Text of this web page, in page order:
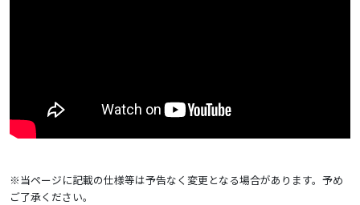
※当ページに記載の仕様等は予告なく変更となる場合があります。予め
ご了承ください。